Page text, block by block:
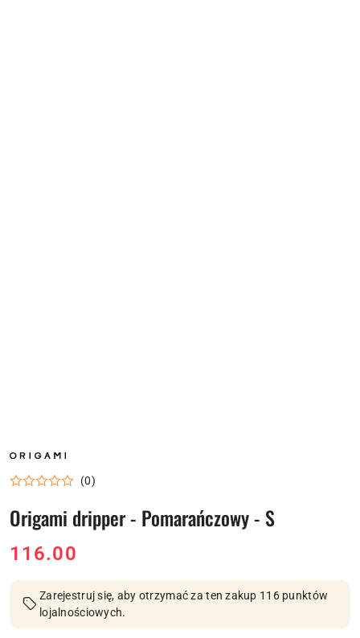
NAZWA
PRODUCENTA:
ORIGAMI
(0)
Origami dripper - Pomarańczowy - S
cena:
116.00
Zarejestruj się, aby otrzymać za ten zakup 116 punktów
lojalnościowych.